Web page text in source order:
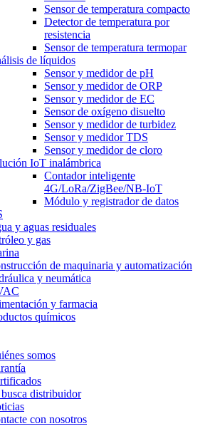
Sensor de temperatura compacto
Detector de temperatura por
resistencia
Sensor de temperatura termopar
de líquidos
Sensor y medidor de pH
Sensor y medidor de ORP
Sensor y medidor de EC
Sensor de oxígeno disuelto
Sensor y medidor de turbidez
Sensor y medidor TDS
Sensor y medidor de cloro
IoT inalámbrica
Contador inteligente
4G/LoRa/ZigBee/NB-IoT
Módulo y registrador de datos
y aguas residuales
y gas
de maquinaria y automatización
y neumática
y farmacia
químicos
somos
busca distribuidor
con nosotros